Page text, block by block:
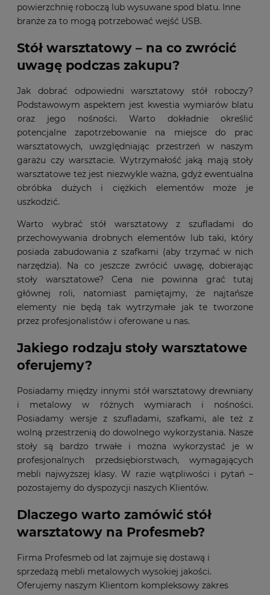
powierzchnię roboczą lub wysuwane spod blatu. Inne
branże za to mogą potrzebować wejść USB.
Stół warsztatowy – na co zwrócić
uwagę podczas zakupu?
Jak dobrać odpowiedni warsztatowy stół roboczy?
Podstawowym aspektem jest kwestia wymiarów blatu
oraz jego nośności. Warto dokładnie określić
potencjalne zapotrzebowanie na miejsce do prac
warsztatowych, uwzględniając przestrzeń w naszym
garażu czy warsztacie. Wytrzymałość jaką mają stoły
warsztatowe też jest niezwykle ważna, gdyż ewentualna
obróbka dużych i ciężkich elementów może je
uszkodzić.
Warto wybrać stół warsztatowy z szufladami do
przechowywania drobnych elementów lub taki, który
posiada zabudowania z szafkami (aby trzymać w nich
narzędzia). Na co jeszcze zwrócić uwagę, dobierając
stoły warsztatowe? Cena nie powinna grać tutaj
głównej roli, natomiast pamiętajmy, że najtańsze
elementy nie będą tak wytrzymałe jak te tworzone
przez profesjonalistów i oferowane u nas.
Jakiego rodzaju stoły warsztatowe
oferujemy?
Posiadamy między innymi stół warsztatowy drewniany
i metalowy w różnych wymiarach i nośności.
Posiadamy wersje z szufladami, szafkami, ale też z
wolną przestrzenią do dowolnego wykorzystania. Nasze
stoły są bardzo trwałe i można wykorzystać je w
profesjonalnych przedsiębiorstwach, wymagających
mebli najwyższej klasy. W razie wątpliwości i pytań –
pozostajemy do dyspozycji naszych Klientów.
Dlaczego warto zamówić stół
warsztatowy na Profesmeb?
Firma Profesmeb od lat zajmuje się dostawą i
sprzedażą mebli metalowych wysokiej jakości.
Oferujemy naszym Klientom kompleksowy zakres